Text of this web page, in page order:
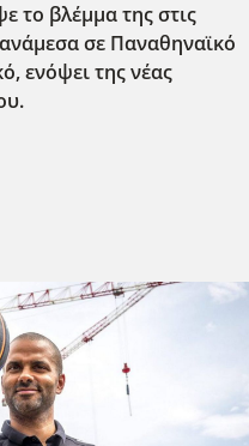
το βλέμμα της στις
σε Παναθηναϊκό
ενόψει της νέας